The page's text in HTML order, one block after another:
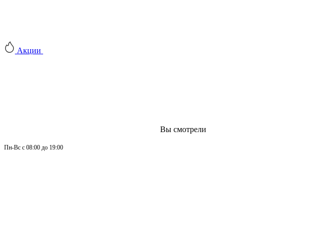
Акции
Вы смотрели
Пн-Вс с 08:00 до 19:00